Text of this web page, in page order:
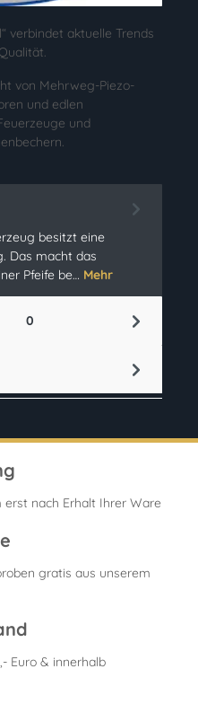
verbindet aktuelle Trends
von Mehrweg-Piezo-
und edlen
und
besitzt eine
Das macht das
Pfeife be… Mehr
0
erst nach Erhalt Ihrer Ware
gratis aus unserem
Euro & innerhalb